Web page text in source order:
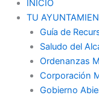
INICIO
TU
Guía de
Saludo del
Ordenanzas
Corporación
Gobierno